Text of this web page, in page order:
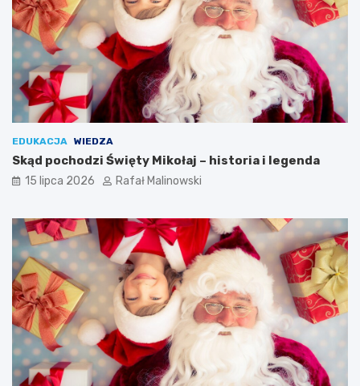
EDUKACJA WIEDZA
Skąd pochodzi Święty Mikołaj – historia i legenda
15 lipca 2026 Rafał Malinowski